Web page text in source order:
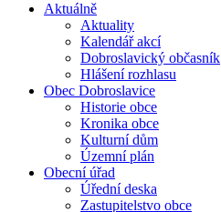
Aktuálně
Aktuality
Kalendář akcí
Dobroslavický občasník
Hlášení rozhlasu
Obec Dobroslavice
Historie obce
Kronika obce
Kulturní dům
Územní plán
Obecní úřad
Úřední deska
Zastupitelstvo obce